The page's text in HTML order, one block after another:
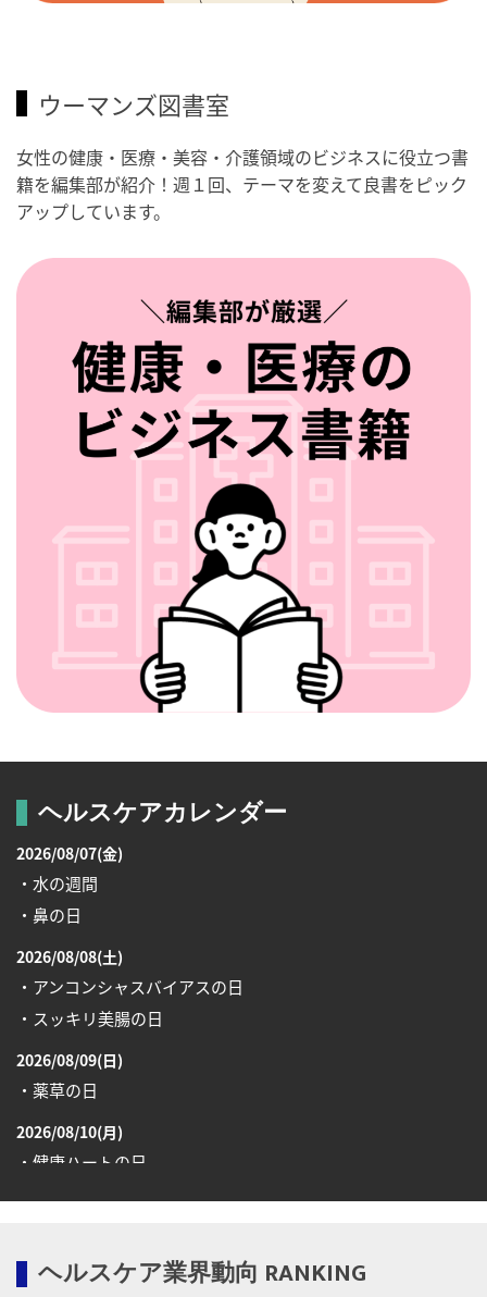
ウーマンズ図書室
女性の健康・医療・美容・介護領域のビジネスに役立つ書
籍を編集部が紹介！週１回、テーマを変えて良書をピック
アップしています。
ヘルスケアカレンダー
2026/08/07(金)
・水の週間
・鼻の日
2026/08/08(土)
・アンコンシャスバイアスの日
・スッキリ美腸の日
2026/08/09(日)
・薬草の日
2026/08/10(月)
・健康ハートの日
・育児の日
ヘルスケア業界動向 RANKING